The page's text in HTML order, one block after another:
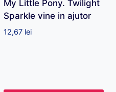
My Little Pony. Twilight
Sparkle vine in ajutor
12,67 lei